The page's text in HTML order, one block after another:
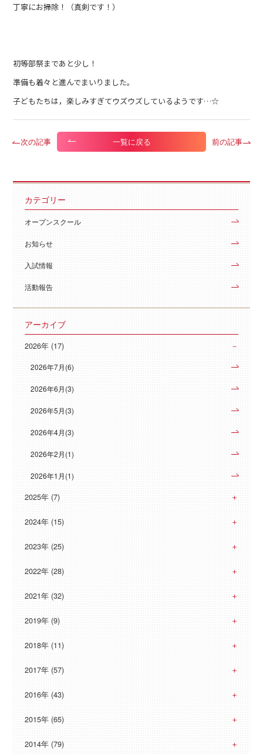
丁寧にお掃除！（真剣です！）
初等部祭まであと少し！
準備も着々と進んでまいりました。
子どもたちは，楽しみすぎてウズウズしているようです…☆
次の記事 一覧に戻る 前の記事
カテゴリー
オープンスクール
お知らせ
入試情報
活動報告
アーカイブ
2026年 (17)
2026年7月(6)
2026年6月(3)
2026年5月(3)
2026年4月(3)
2026年2月(1)
2026年1月(1)
2025年 (7)
2024年 (15)
2023年 (25)
2022年 (28)
2021年 (32)
2019年 (9)
2018年 (11)
2017年 (57)
2016年 (43)
2015年 (65)
2014年 (79)